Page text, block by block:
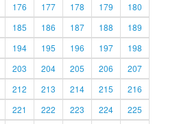
176 177 178 179
180
185 186 187 188
189
194 195 196 197
198
203 204 205 206
207
212 213 214 215
216
221 222 223 224
225